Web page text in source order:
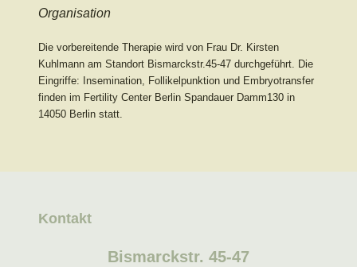
Organisation
Die vorbereitende Therapie wird von Frau Dr. Kirsten
Kuhlmann am Standort Bismarckstr.45-47 durchgeführt. Die
Eingriffe: Insemination, Follikelpunktion und Embryotransfer
finden im Fertility Center Berlin Spandauer Damm130 in
14050 Berlin statt.
Kontakt
Bismarckstr. 45-47